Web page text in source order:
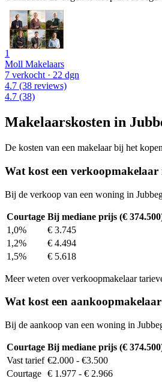
1
Moll Makelaars
7 verkocht · 22 dgn
4.7 (38 reviews)
4.7 (38)
Makelaarskosten in
De kosten van een makelaar bij het
Wat kost een verkoopmakelaar
Bij de verkoop van een woning in
Courtage Bij mediane prijs (€
1,0%
€ 3.745
1,2%
€ 4.494
1,5%
€ 5.618
Meer weten over verkoopmakelaar
Wat kost een
Bij de aankoop van een woning in
Courtage Bij mediane prijs (€
Vast tarief €2.000 - €3.500
Courtage € 1.977 - € 2.966